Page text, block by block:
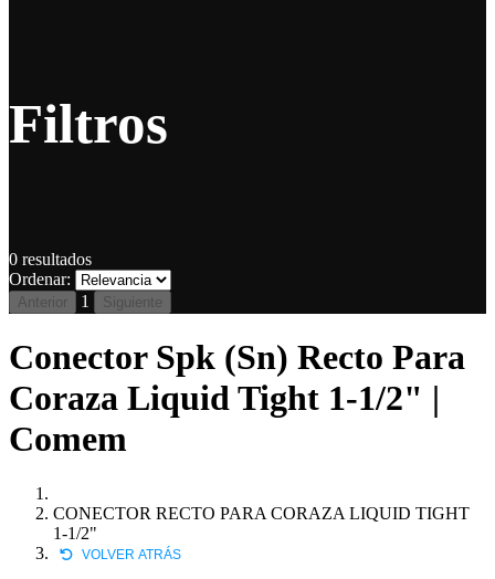
Filtros
0 resultados
Ordenar:
Anterior 1 Siguiente
Conector Spk (Sn) Recto Para
Coraza Liquid Tight 1-1/2" |
Comem
CONECTOR RECTO PARA CORAZA LIQUID TIGHT
1-1/2"
VOLVER ATRÁS